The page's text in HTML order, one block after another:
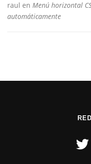
raul en Menú horizontal
automáticamente